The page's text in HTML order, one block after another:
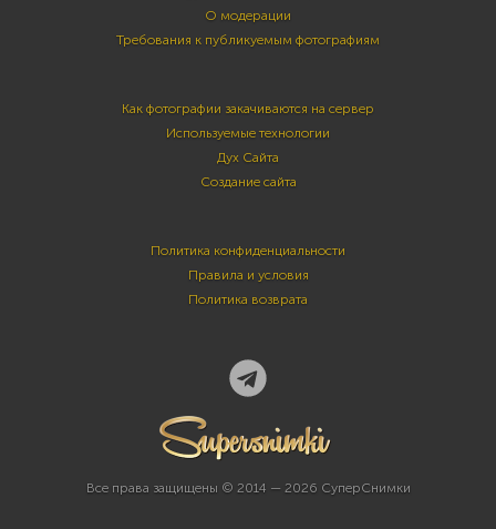
О модерации
Требования к публикуемым фотографиям
Как фотографии закачиваются на сервер
Используемые технологии
Дух Сайта
Создание сайта
Политика конфиденциальности
Правила и условия
Политика возврата
Все права защищены © 2014 — 2026 СуперСнимки